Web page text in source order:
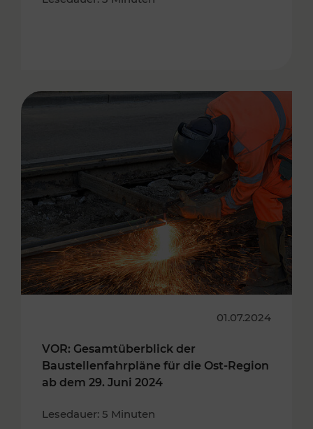
01.07.2024
VOR: Gesamtüberblick der
Baustellenfahrpläne für die Ost-Region
ab dem 29. Juni 2024
Lesedauer: 5 Minuten